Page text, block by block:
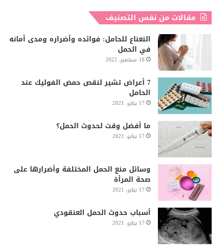
مقالات من نفس التصنيف
النعناع للحامل: فوائده وأضراره ومدى أمانه
في الحمل
18 سبتمبر، 2022
7 أعراض تشير لنقص حمض الفوليك عند
الحامل
17 يناير، 2021
ما أفضل وقت لحدوث الحمل؟
17 يناير، 2021
وسائل منع الحمل المختلفة وأضرارها على
صحة المرأة
17 يناير، 2021
أسباب حدوث الحمل العنقودي
17 يناير، 2021